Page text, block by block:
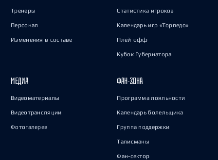
Тренеры
Персонал
Изменения в составе
Статистика игроков
Календарь игр «Торпедо»
Плей-офф
Кубок Губернатора
МЕДИА
Видеоматериалы
Видеотрансляции
Фотогалерея
ФАН-ЗОНА
Программа лояльности
Календарь болельщика
Группа поддержки
Талисманы
Фан-сектор